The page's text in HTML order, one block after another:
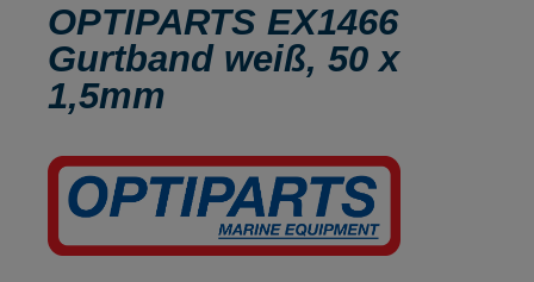
OPTIPARTS EX1466
Gurtband weiß, 50 x
1,5mm